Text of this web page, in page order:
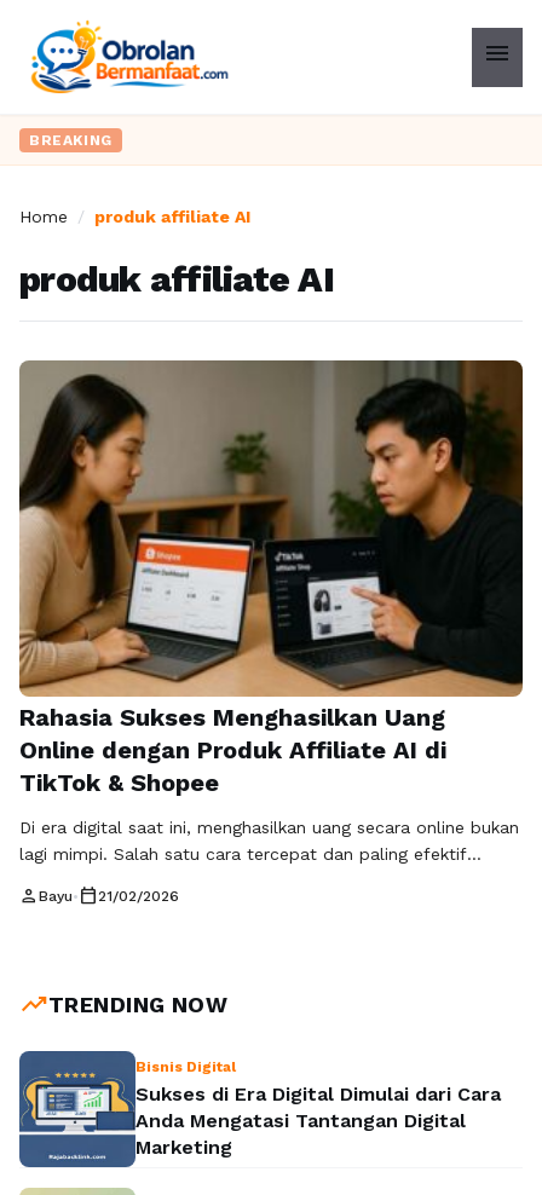
menu
BREAKING
Home / produk affiliate AI
produk affiliate AI
Rahasia Sukses Menghasilkan Uang
Online dengan Produk Affiliate AI di
TikTok & Shopee
Di era digital saat ini, menghasilkan uang secara online bukan
lagi mimpi. Salah satu cara tercepat dan paling efektif
Affiliate dan Shopee Affiliate, siapa pun bisa meraih komisi
Baca Selengkapnya
person Bayu• calendar_today 21/02/2026
trending_upTRENDING NOW
Bisnis Digital
Sukses di Era Digital Dimulai dari Cara
Anda Mengatasi Tantangan Digital
Marketing